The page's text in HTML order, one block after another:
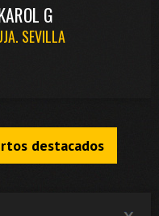
G
SEVILLA
destacados